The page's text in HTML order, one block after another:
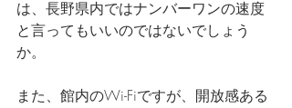
は、長野県内ではナンバーワンの速度
と言ってもいいのではないでしょう
か。
また、館内のWi-Fiですが、開放感ある